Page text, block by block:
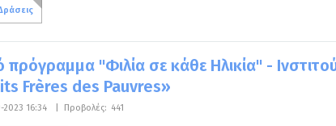
πρόγραμμα "Φιλία σε κάθε Ηλικία" -
Frères des Pauvres»
2023 16:34 Προβολές: 441